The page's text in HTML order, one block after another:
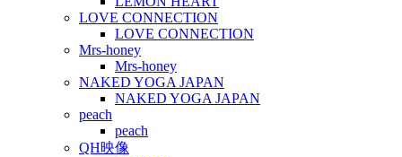
LOVE CONNECTION
LOVE CONNECTION
Mrs-honey
Mrs-honey
NAKED YOGA JAPAN
NAKED YOGA JAPAN
peach
peach
QH映像